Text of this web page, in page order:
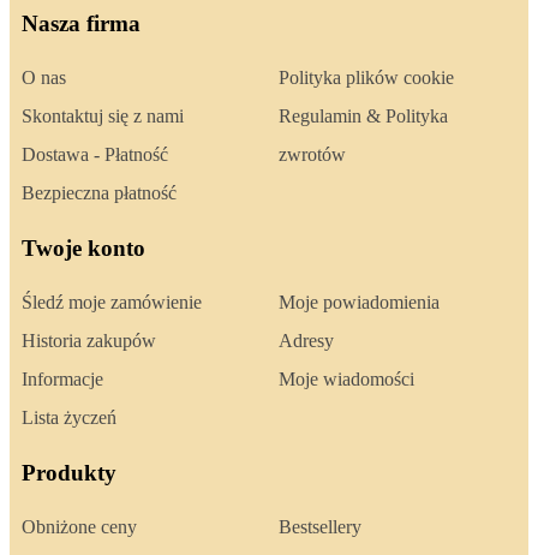
Nasza firma
O nas
Skontaktuj się z nami
Dostawa - Płatność
Bezpieczna płatność
Polityka plików cookie
Regulamin & Polityka
zwrotów
Twoje konto
Śledź moje zamówienie
Historia zakupów
Informacje
Lista życzeń
Moje powiadomienia
Adresy
Moje wiadomości
Produkty
Obniżone ceny Bestsellery